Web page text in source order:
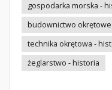
gospodarka morska -
budownictwo
technika okrętowa -
żeglarstwo - historia